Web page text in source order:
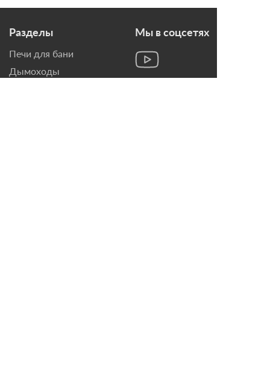
Разделы
Печи для бани
Дымоходы
Мы в соцсетях